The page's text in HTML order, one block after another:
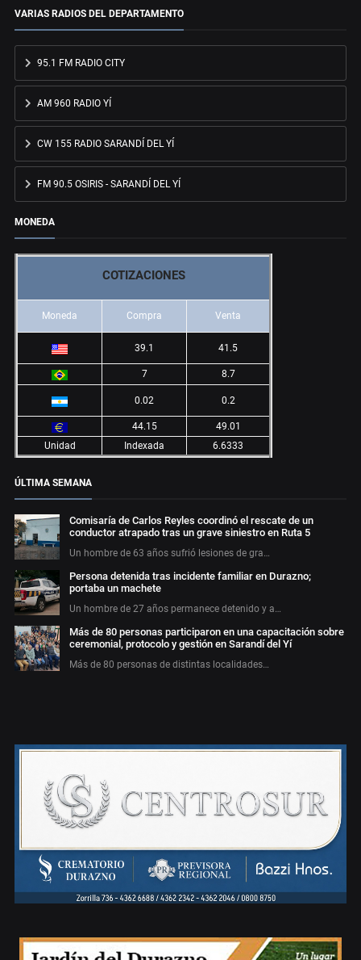
VARIAS RADIOS DEL DEPARTAMENTO
95.1 FM RADIO CITY
AM 960 RADIO YÍ
CW 155 RADIO SARANDÍ DEL YÍ
FM 90.5 OSIRIS - SARANDÍ DEL YÍ
MONEDA
COTIZACIONES
Moneda Compra Venta
39.1 41.5
7 8.7
0.02 0.2
44.15
49.01
Unidad
Indexada 6.6333
ÚLTIMA SEMANA
Comisaría de Carlos Reyles coordinó el rescate de un
conductor atrapado tras un grave siniestro en Ruta 5
Un hombre de 63 años sufrió lesiones de gra…
Persona detenida tras incidente familiar en Durazno;
portaba un machete
Un hombre de 27 años permanece detenido y a…
Más de 80 personas participaron en una capacitación sobre
ceremonial, protocolo y gestión en Sarandí del Yí
Más de 80 personas de distintas localidades…